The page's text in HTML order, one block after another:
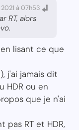
à 07h53
RT, alors
lisant ce que
j'ai jamais dit
HDR ou en
que je n'ai
pas RT et HDR,